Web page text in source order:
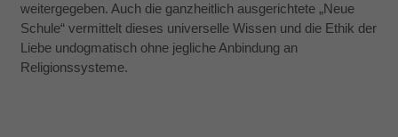
weitergegeben. Auch die ganzheitlich ausgerichtete „Neue
Schule“ vermittelt dieses universelle Wissen und die Ethik der
Liebe undogmatisch ohne jegliche Anbindung an
Religionssysteme.